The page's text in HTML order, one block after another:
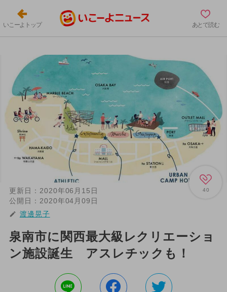
いこーよトップ あとで読む
40
更新日： 2020年06月15日
公開日： 2020年04月09日
渡邊晃子
泉南市に関西最大級レクリエーショ
ン施設誕生 アスレチックも！